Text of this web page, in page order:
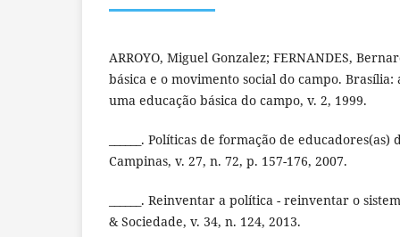
ARROYO, Miguel Gonzalez; FERNANDES,
básica e o movimento social do campo.
uma educação básica do campo, v. 2, 1999.
______. Políticas de formação de
Campinas, v. 27, n. 72, p. 157-176, 2007.
______. Reinventar a política - reinventar o
& Sociedade, v. 34, n. 124, 2013.